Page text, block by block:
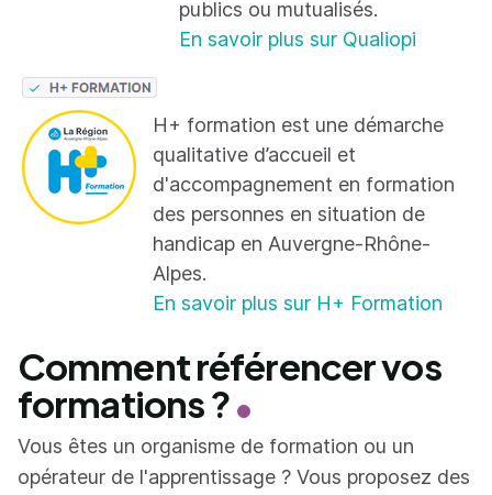
publics ou mutualisés.
En savoir plus sur Qualiopi
H+ formation est une démarche
qualitative d’accueil et
d'accompagnement en formation
des personnes en situation de
handicap en Auvergne-Rhône-
Alpes.
En savoir plus sur H+ Formation
Comment référencer vos
formations ?
Vous êtes un organisme de formation ou un
opérateur de l'apprentissage ? Vous proposez des